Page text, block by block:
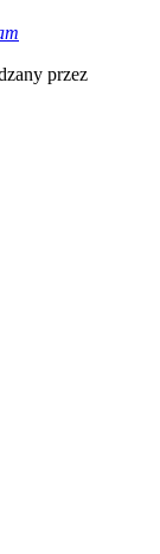
przez